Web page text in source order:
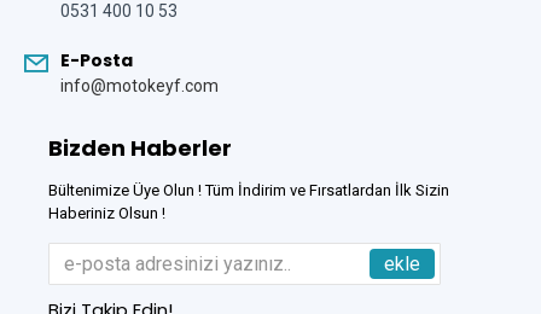
0531 400 10 53
E-Posta
info@motokeyf.com
Bizden Haberler
Bültenimize Üye Olun ! Tüm İndirim ve Fırsatlardan İlk Sizin
Haberiniz Olsun !
ekle